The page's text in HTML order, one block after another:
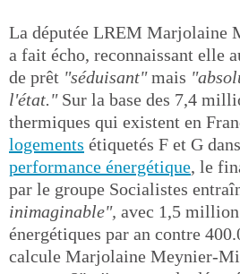
La députée LREM
a fait écho, reconnaissant elle
de prêt "séduisant"mais
l'état." Sur la base des 7,4
thermiques qui existent en
logements étiquetés F et G
performance énergétique, le
par le groupe Socialistes
inimaginable", avec 1,5
énergétiques par an contre
calcule Marjolaine Meynier-